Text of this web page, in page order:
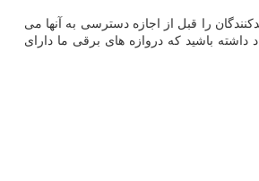
را قبل از اجازه دسترسی به آنها می
باشید که دروازه های برقی ما دارای